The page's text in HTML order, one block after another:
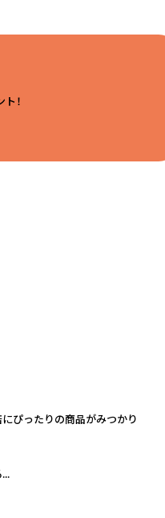
！
にぴったりの商品がみつかり